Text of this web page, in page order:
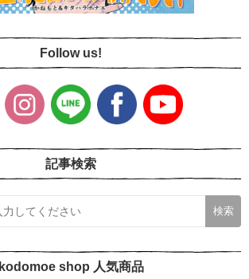
Follow us!
記事検索
kodomoe shop 人気商品